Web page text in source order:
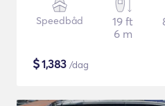
Speedbåd
19 ft
6 m
$1,383 /dag